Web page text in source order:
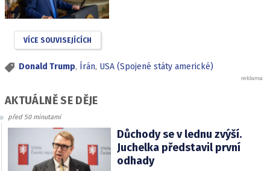
VÍCE SOUVISEJÍCÍCH
Donald Trump, Írán, USA (Spojené státy americké)
AKTUÁLNĚ SE DĚJE
před 50 minutami
Důchody se v lednu zvýší.
Juchelka představil první
odhady